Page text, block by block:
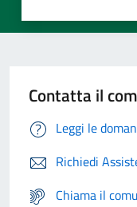
Contatta il
Leggi le
Richiedi
Chiama il